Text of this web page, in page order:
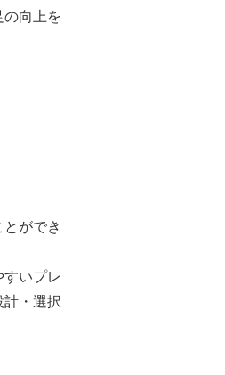
の向上を
ができ
いプレ
計・選択